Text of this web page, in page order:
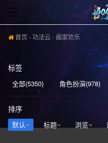
首页-功法云- 阖家欢乐
标签
全部(5350) 角色扮演(978)
动作冒险(839)
独立(614)
策略(556)
开放世界(532)
排序
默认 标题 浏览